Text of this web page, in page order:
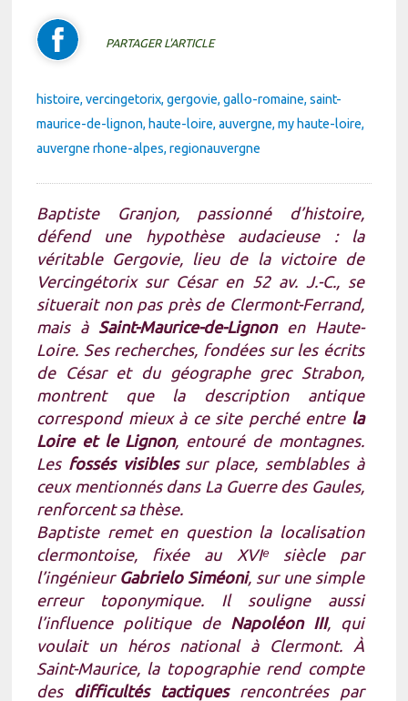
PARTAGER L'ARTICLE
histoire vercingetorix gergovie gallo-romaine saint-
maurice-de-lignon haute-loire auvergne my haute-loire
auvergne rhone-alpes regionauvergne
Baptiste Granjon, passionné d’histoire,
défend une hypothèse audacieuse : la
véritable Gergovie, lieu de la victoire de
Vercingétorix sur César en 52 av. J.-C., se
situerait non pas près de Clermont-Ferrand,
mais à Saint-Maurice-de-Lignonen Haute-
Loire. Ses recherches, fondées sur les écrits
de César et du géographe grec Strabon,
montrent que la description antique
correspond mieux à ce site perché entre la
Loire et le Lignon, entouré de montagnes.
Les fossés visiblessur place, semblables à
ceux mentionnés dans La Guerre des Gaules,
renforcent sa thèse.
Baptiste remet en question la localisation
clermontoise, fixée au XVIᵉ siècle par
l’ingénieur Gabrielo Siméoni, sur une simple
erreur toponymique. Il souligne aussi
l’influence politique de Napoléon III, qui
voulait un héros national à Clermont. À
Saint-Maurice, la topographie rend compte
des
difficultés tactiquesrencontrées par